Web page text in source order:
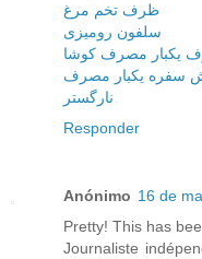
ظرف تخم مرغ
سلفون رومیزی
یکبار مصرف کوشا
سفره یکبار مصرف
نارگستر
Responder
Anónimo 16 de
Pretty! This has
Journaliste